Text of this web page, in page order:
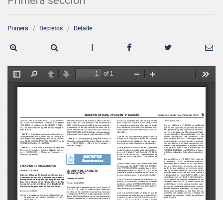
Primera Decretos Detalle
|